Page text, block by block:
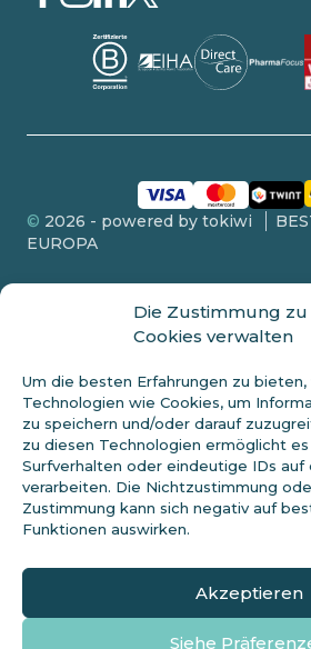
Die Zustimmung zu
Cookies verwalten
Um die besten Erfahrungen zu
Technologien wie Cookies, um
zu speichern und/oder darauf
zu diesen Technologien ermöglicht
Surfverhalten oder eindeutige IDs auf
verarbeiten. Die Nichtzustimmung
Zustimmung kann sich negativ auf
Funktionen auswirken.
Akzeptieren
Siehe
© 2026 - powered by tokiwi
EUROPA
Dieses Produkt wird nicht an Personen
Diese Aussagen wurden nicht von der
nicht dazu bestimmt, eine Krankheit zu
behandeln oder zu heilen. Erkundigen
Arzt, bevor Sie eine neue Diät beginnen.
natürlicher Bestandteil der Hanfpflanze.
wie auf dem Etikett angegeben
Verwendung von Hanfprodukten sollte
Medikamente einnehmen.